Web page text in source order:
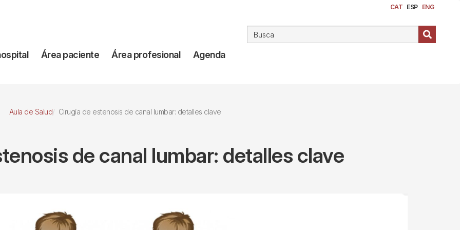
CAT ESP ENG
Área paciente Área profesional Agenda
Aula de Salud Cirugía de estenosis de canal lumbar: detalles clave
de canal lumbar: detalles clave